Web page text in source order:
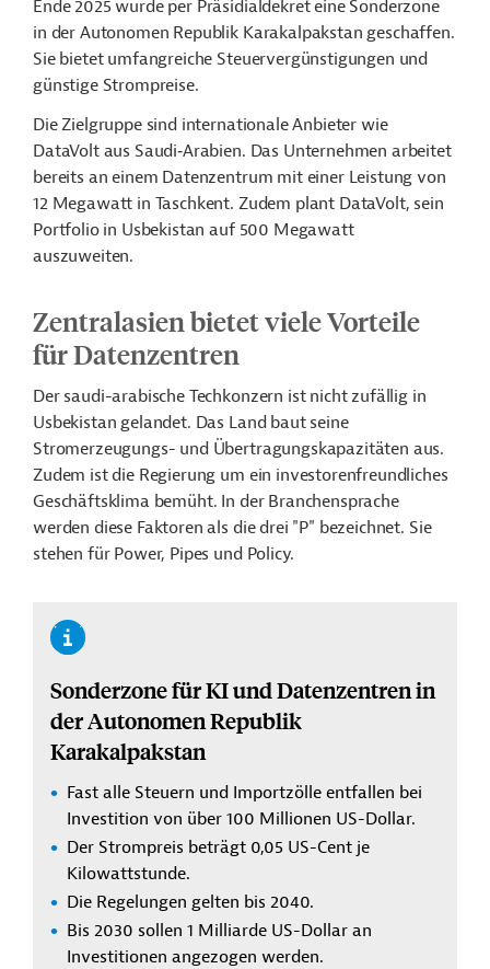
Ende 2025 wurde per Präsidialdekret eine Sonderzone
in der Autonomen Republik Karakalpakstan geschaffen.
Sie bietet umfangreiche Steuervergünstigungen und
günstige Strompreise.
Die Zielgruppe sind internationale Anbieter wie
DataVolt aus Saudi‑Arabien. Das Unternehmen arbeitet
bereits an einem Datenzentrum mit einer Leistung von
12 Megawatt in Taschkent. Zudem plant DataVolt, sein
Portfolio in Usbekistan auf 500 Megawatt
auszuweiten.
Zentralasien bietet viele Vorteile
für Datenzentren
Der saudi-arabische Techkonzern ist nicht zufällig in
Usbekistan gelandet. Das Land baut seine
Stromerzeugungs- und Übertragungskapazitäten aus.
Zudem ist die Regierung um ein investorenfreundliches
Geschäftsklima bemüht. In der Branchensprache
werden diese Faktoren als die drei "P" bezeichnet. Sie
stehen für Power, Pipes und Policy.
Sonderzone für KI und Datenzentren in
der Autonomen Republik
Karakalpakstan
Fast alle Steuern und Importzölle entfallen bei
Investition von über 100 Millionen US-Dollar.
Der Strompreis beträgt 0,05 US-Cent je
Kilowattstunde.
Die Regelungen gelten bis 2040.
Bis 2030 sollen 1 Milliarde US-Dollar an
Investitionen angezogen werden.